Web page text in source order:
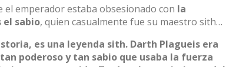
el emperador estaba obsesionado con la
el sabio, quien casualmente fue su maestro sith…
es una leyenda sith. Darth Plagueis era
poderoso y tan sabio que usaba la fuerza